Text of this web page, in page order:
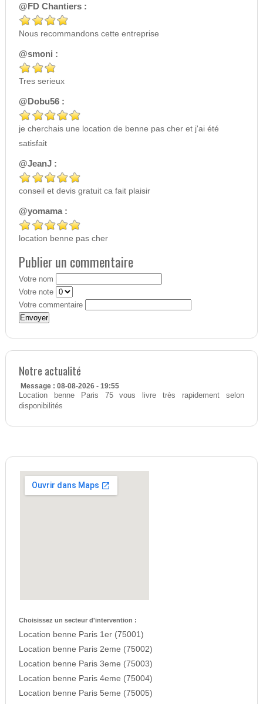
@FD Chantiers :
Nous recommandons cette entreprise
@smoni :
Tres serieux
@Dobu56 :
je cherchais une location de benne pas cher et j'ai été
satisfait
@JeanJ :
conseil et devis gratuit ca fait plaisir
@yomama :
location benne pas cher
Publier un commentaire
Votre nom
Votre note
Votre commentaire
Notre actualité
Message : 08-08-2026 - 19:55
Location benne Paris 75 vous livre très rapidement selon
disponibilités
Choisissez un secteur d'intervention :
Location benne Paris 1er (75001)
Location benne Paris 2eme (75002)
Location benne Paris 3eme (75003)
Location benne Paris 4eme (75004)
Location benne Paris 5eme (75005)